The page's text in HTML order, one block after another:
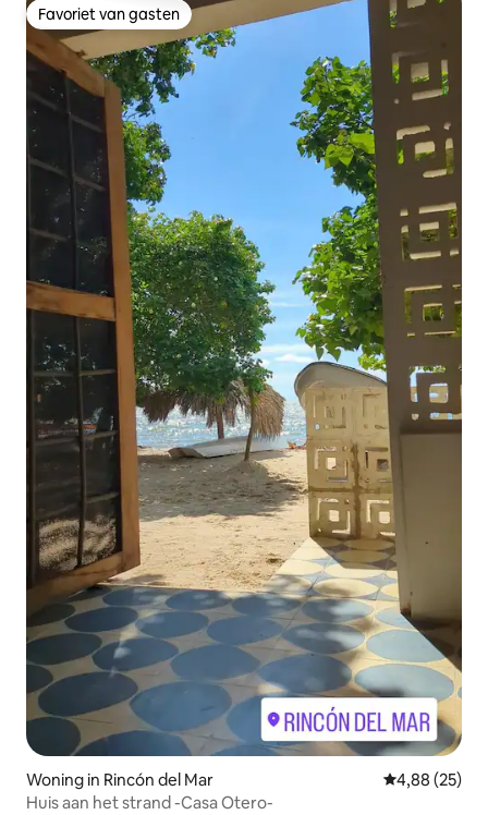
Favoriet van gasten
Favoriet van gasten
Woning in Rincón del Mar Gemiddelde
4,88 (25)
Huis aan het strand -Casa Otero-